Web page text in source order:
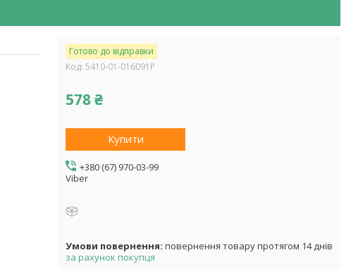
Готово до відправки
Код: 5410-01-016091P
578 ₴
Купити
+380 (67) 970-03-99
Viber
повернення товару протягом 14 днів
за рахунок покупця